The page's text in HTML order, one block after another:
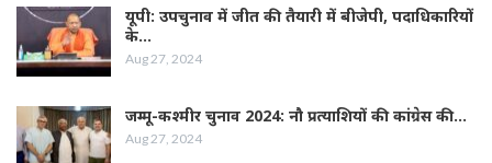
यूपी: उपचुनाव में जीत की तैयारी में बीजेपी, पदाधिकारियों
के…
Aug 27, 2024
जम्‍मू-कश्‍मीर चुनाव 2024: नौ प्रत्‍याशियों की कांग्रेस की…
Aug 27, 2024